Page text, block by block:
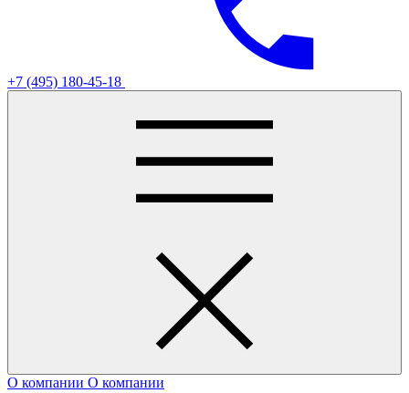
+7 (495) 180-45-18
О компании О компании